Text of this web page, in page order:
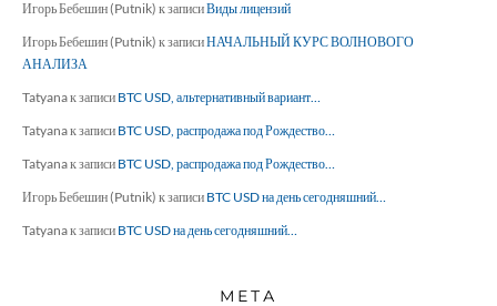
Игорь Бебешин (Putnik) к записиВиды лицензий
Игорь Бебешин (Putnik) к записиНАЧАЛЬНЫЙ КУРС ВОЛНОВОГО
АНАЛИЗА
Tatyanaк записи BTC USD, альтернативный вариант…
Tatyanaк записи BTC USD, распродажа под Рождество…
Tatyanaк записи BTC USD, распродажа под Рождество…
Игорь Бебешин (Putnik) к записи BTC USD на день сегодняшний…
Tatyanaк записи BTC USD на день сегодняшний…
МЕТА